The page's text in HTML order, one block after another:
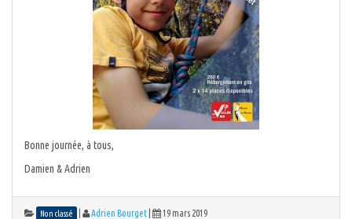
Bonne journée, à tous,
Damien & Adrien
Non classé Adrien Bourget 19 mars 2019